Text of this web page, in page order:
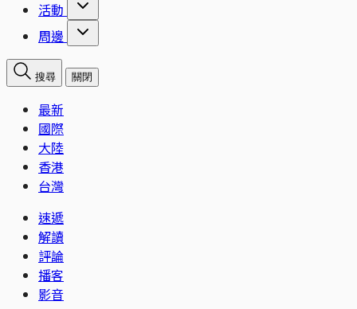
活動
周邊
搜尋 關閉
最新
國際
大陸
香港
台灣
速遞
解讀
評論
播客
影音